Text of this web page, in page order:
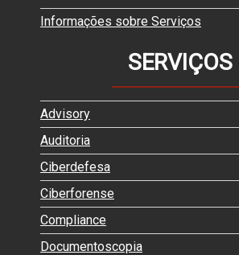
Informações sobre Serviços
SERVIÇOS
Advisory
Auditoria
Ciberdefesa
Ciberforense
Compliance
Documentoscopia